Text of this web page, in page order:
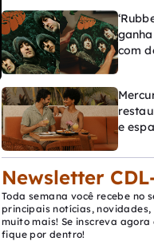
com
e
Newsletter
Toda semana você recebe no
principais notícias, novidades,
muito mais! Se inscreva
fique por dentro!